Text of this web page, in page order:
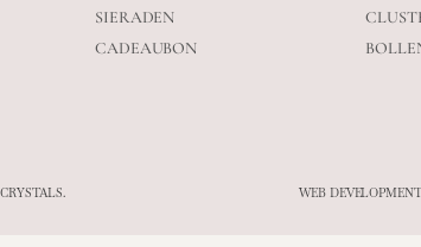
SIERADEN
CADEAUBON
WEB